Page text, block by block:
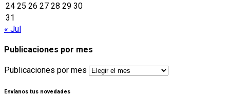
24 25 26 27 28 29 30
31
« Jul
Publicaciones por mes
Publicaciones por mes
Envíanos tus novedades